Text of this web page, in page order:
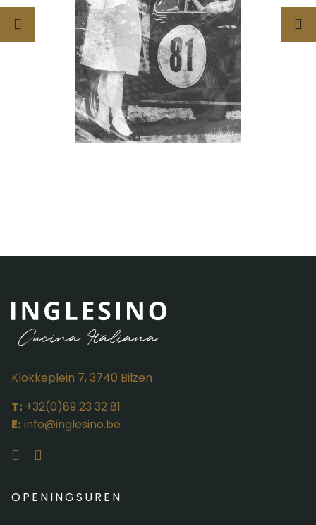
Klokkeplein 7, 3740 Bilzen
T: +32(0)89 23 32 81
E: info@inglesino.be
OPENINGSUREN